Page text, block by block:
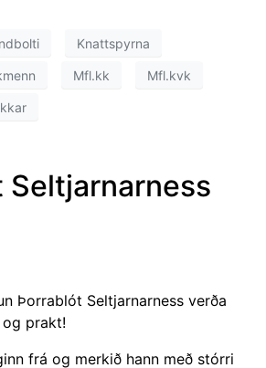
Knattspyrna
Mfl.kk Mfl.kvk
Þorrablót Seltjarnarness verða
prakt!
frá og merkið hann með stórri